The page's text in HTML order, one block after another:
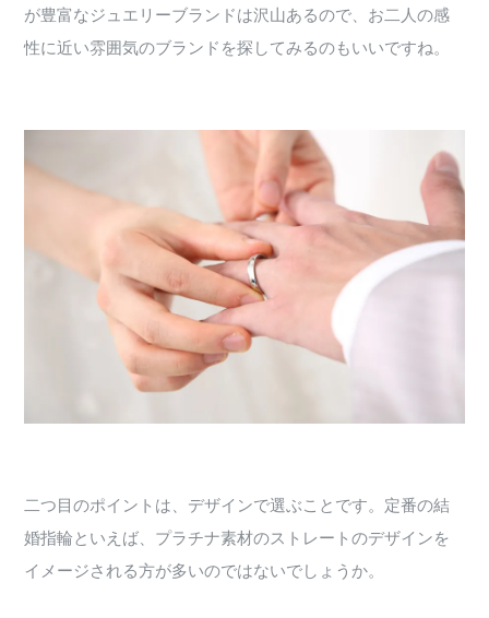
が豊富なジュエリーブランドは沢山あるので、お二人の感
性に近い雰囲気のブランドを探してみるのもいいですね。
二つ目のポイントは、デザインで選ぶことです。定番の結
婚指輪といえば、プラチナ素材のストレートのデザインを
イメージされる方が多いのではないでしょうか。